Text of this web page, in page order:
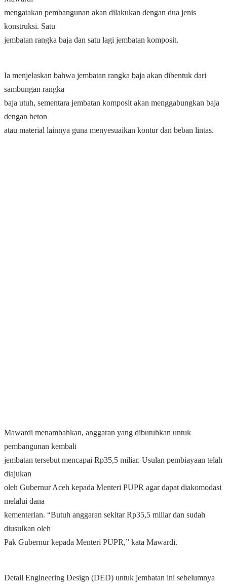
mengatakan pembangunan akan dilakukan dengan dua jenis
konstruksi. Satu
jembatan rangka baja dan satu lagi jembatan komposit.
Ia menjelaskan bahwa jembatan rangka baja akan dibentuk dari
sambungan rangka
baja utuh, sementara jembatan komposit akan menggabungkan baja
dengan beton
atau material lainnya guna menyesuaikan kontur dan beban lintas.
Mawardi menambahkan, anggaran yang dibutuhkan untuk
pembangunan kembali
jembatan tersebut mencapai Rp35,5 miliar. Usulan pembiayaan telah
diajukan
oleh Gubernur Aceh kepada Menteri PUPR agar dapat diakomodasi
melalui dana
kementerian. “Butuh anggaran sekitar Rp35,5 miliar dan sudah
diusulkan oleh
Pak Gubernur kepada Menteri PUPR,” kata Mawardi.
Detail Engineering Design (DED) untuk jembatan ini sebelumnya